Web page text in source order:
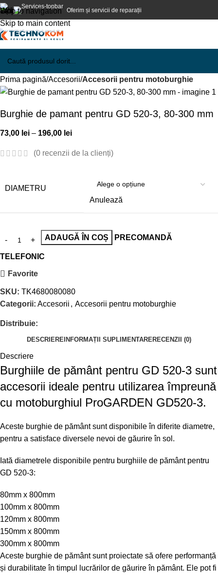
Skip to navigation
Skip to main content
Oferim și servicii de reparații
Prima pagină Accesorii Accesorii pentru motoburghie
Burghie de pamant pentru GD 520-3, 80-300 mm
73,00 lei – 196,00 lei
(0 recenzii de la clienți)
DIAMETRU
Anulează
ADAUGĂ ÎN COȘ PRECOMANDĂ
TELEFONIC
Favorite
SKU: TK4680080080
Categorii: Accesorii , Accesorii pentru motoburghie
Distribuie:
DESCRIERE INFORMAȚII SUPLIMENTARERECENZII (0)
Descriere
Burghiile de pământ pentru GD 520-3 sunt
accesorii ideale pentru utilizarea împreună
cu motoburghiul ProGARDEN GD520-3.
Aceste burghie de pământ sunt disponibile în diferite diametre,
pentru a satisface diversele nevoi de găurire în sol.
Iată diametrele disponibile pentru burghiile de pământ pentru
GD 520-3:
80mm x 800mm
100mm x 800mm
120mm x 800mm
150mm x 800mm
300mm x 800mm
Aceste burghie de pământ sunt proiectate să ofere performanță
și durabilitate în timpul lucrărilor de găurire în pământ. Ele pot fi